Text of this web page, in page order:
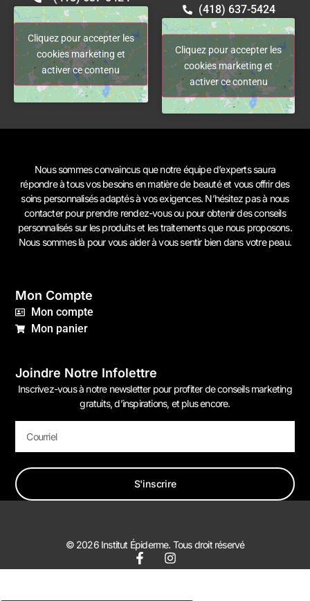
Cliquez pour accepter les
cookies marketing et
activer ce contenu
(418) 637-5424
Cliquez pour accepter les
cookies marketing et
activer ce contenu
Nous sommes convaincus que notre équipe d’experts saura
répondre à tous vos besoins en matière de beauté et vous offrir des
soins personnalisés adaptés à vos exigences. N’hésitez pas à nous
contacterpour prendre rendez-vous ou pour obtenir des conseils
personnalisés sur les produits et les traitements que nous proposons.
Nous sommes là pour vous aider à vous sentir bien dans votre peau.
Mon Compte
Mon compte
Mon panier
Joindre Notre Infolettre
Inscrivez-vous à notre newsletter pour profiter de conseils marketing
gratuits, d’inspirations, et plus encore.
S'inscrire
© 2026 Institut Épiderme. Tous droit réservé